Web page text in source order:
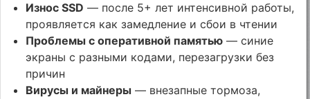
Износ SSD — после 5+ лет интенсивной работы,
проявляется как замедление и сбои в чтении
Проблемы с оперативной памятью — синие
экраны с разными кодами, перезагрузки без
причин
Вирусы и майнеры — внезапные тормоза,